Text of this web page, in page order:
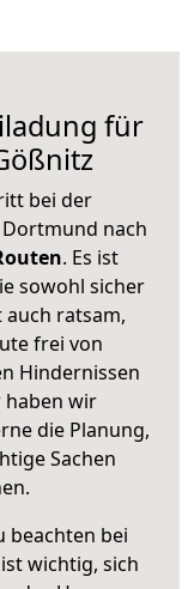
für
bei der
nach
. Es ist
sowohl sicher
auch ratsam,
frei von
Hindernissen
haben wir
die Planung,
Sachen
beachten bei
wichtig, sich